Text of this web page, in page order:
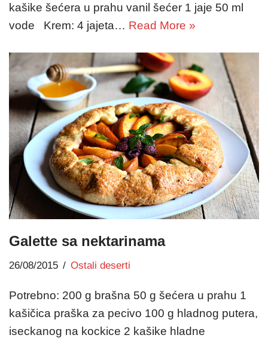
kašike šećera u prahu vanil šećer 1 jaje 50 ml
vode Krem: 4 jajeta… Read More »
Galette sa nektarinama
26/08/2015 Ostali deserti
Potrebno: 200 g brašna 50 g šećera u prahu 1
kašičica praška za pecivo 100 g hladnog putera,
iseckanog na kockice 2 kašike hladne